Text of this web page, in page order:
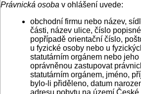
Právnická osoba v ohlášení uvede:
obchodní firmu nebo název,
části, název ulice, číslo
popřípadě orientační číslo,
u fyzické osoby nebo u
statutárním orgánem nebo
oprávněnou zastupovat
statutárním orgánem, jméno,
bylo-li přiděleno, datum